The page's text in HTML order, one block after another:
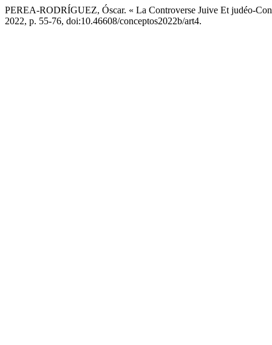
PEREA-RODRÍGUEZ, Óscar. « La Controverse Juive Et judéo-
2022, p. 55-76, doi:10.46608/conceptos2022b/art4.